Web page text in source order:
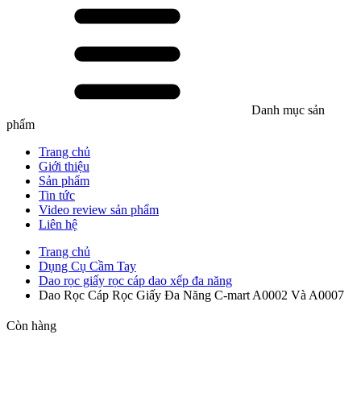
Danh mục sản
phẩm
Trang chủ
Giới thiệu
Sản phẩm
Tin tức
Video review sản phẩm
Liên hệ
Trang chủ
Dụng Cụ Cầm Tay
Dao rọc giấy rọc cáp dao xếp đa năng
Dao Rọc Cáp Rọc Giấy Đa Năng C-mart A0002 Và A0007
Còn hàng